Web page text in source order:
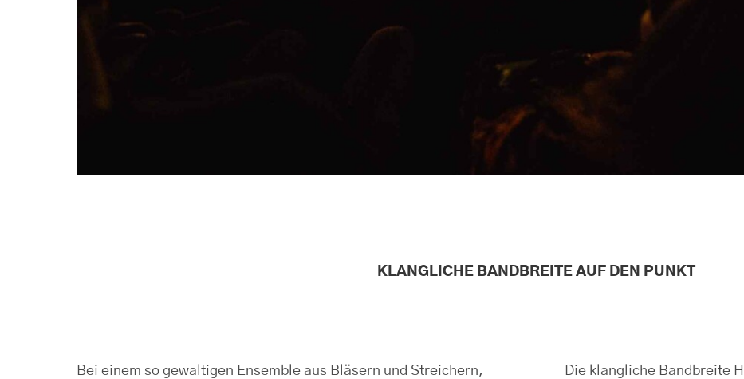
KLANGLICHE BANDBREITE AUF DEN PUNKT
Bei einem so gewaltigen Ensemble aus Bläsern und Streichern,
Die klangliche Bandbreite